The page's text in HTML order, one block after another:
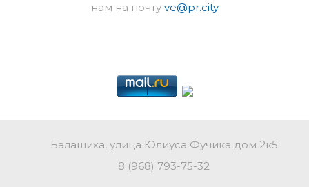
нам на почту ve@pr.city
Балашиха, улица Юлиуса Фучика дом 2к5
8 (968) 793-75-32